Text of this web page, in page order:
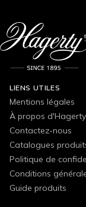
LIENS UTILES
Mentions légales
À propos d'Hagerty
Contactez-nous
Catalogues
Politique de
Conditions
Guide produits